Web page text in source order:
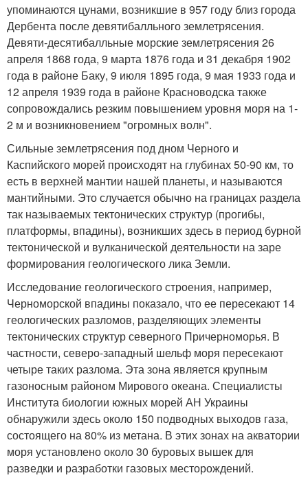
упоминаются цунами, возникшие в 957 году близ города
Дербента после девятибалльного землетрясения.
Девяти-десятибалльные морские землетрясения 26
апреля 1868 года, 9 марта 1876 года и 31 декабря 1902
года в районе Баку, 9 июля 1895 года, 9 мая 1933 года и
12 апреля 1939 года в районе Красноводска также
сопровождались резким повышением уровня моря на 1-
2 м и возникновением "огромных волн".
Сильные землетрясения под дном Черного и
Каспийского морей происходят на глубинах 50-90 км, то
есть в верхней мантии нашей планеты, и называются
мантийными. Это случается обычно на границах раздела
так называемых тектонических структур (прогибы,
платформы, впадины), возникших здесь в период бурной
тектонической и вулканической деятельности на заре
формирования геологического лика Земли.
Исследование геологического строения, например,
Черноморской впадины показало, что ее пересекают 14
геологических разломов, разделяющих элементы
тектонических структур северного Причерноморья. В
частности, северо-западный шельф моря пересекают
четыре таких разлома. Эта зона является крупным
газоносным районом Мирового океана. Специалисты
Института биологии южных морей АН Украины
обнаружили здесь около 150 подводных выходов газа,
состоящего на 80% из метана. В этих зонах на акватории
моря установлено около 30 буровых вышек для
разведки и разработки газовых месторождений.